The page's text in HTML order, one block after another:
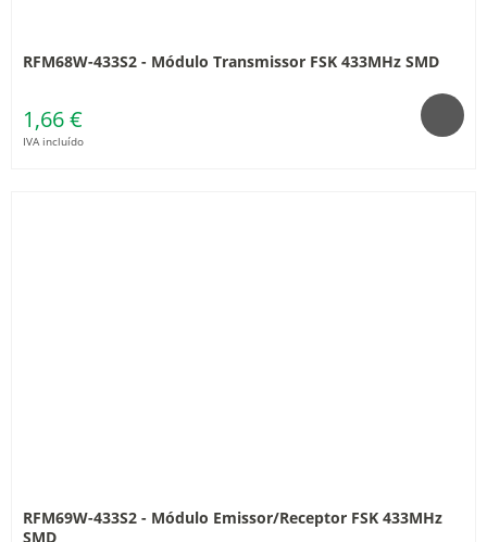
RFM68W-433S2 - Módulo Transmissor FSK 433MHz SMD
1,66 €
IVA incluído
RFM69W-433S2 - Módulo Emissor/Receptor FSK 433MHz
SMD